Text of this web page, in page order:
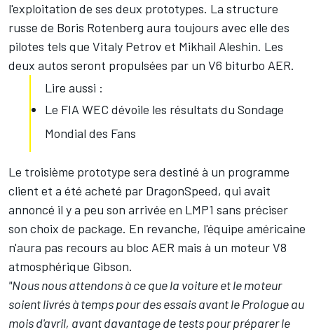
l'exploitation de ses deux prototypes. La structure
russe de Boris Rotenberg aura toujours avec elle des
pilotes tels que Vitaly Petrov et Mikhail Aleshin. Les
deux autos seront propulsées par un V6 biturbo AER.
Lire aussi :
Le FIA WEC dévoile les résultats du Sondage
Mondial des Fans
Le troisième prototype sera destiné à un programme
client et a été acheté par DragonSpeed, qui avait
annoncé il y a peu son arrivée en LMP1 sans préciser
son choix de package. En revanche, l'équipe américaine
n'aura pas recours au bloc AER mais à un moteur V8
atmosphérique Gibson.
"Nous nous attendons à ce que la voiture et le moteur
soient livrés à temps pour des essais avant le Prologue au
mois d'avril, avant davantage de tests pour préparer le